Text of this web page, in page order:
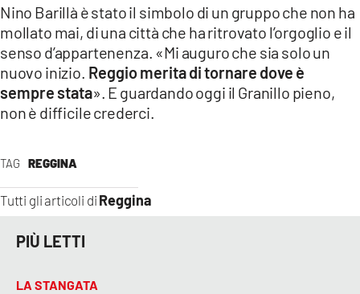
TAG REGGINA
Tutti gli articoli di Reggina
Nino Barillà è stato il simbolo di un gruppo che non ha
mollato mai, di una città che ha ritrovato l’orgoglio e il
senso d’appartenenza. «Mi auguro che sia solo un
nuovo inizio. Reggio merita di tornare dove è
sempre stata». E guardando oggi il Granillo pieno,
non è difficile crederci.
PIÙ LETTI
LA STANGATA